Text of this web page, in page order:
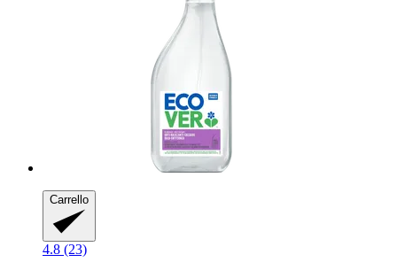
Carrello
4.8 (23)